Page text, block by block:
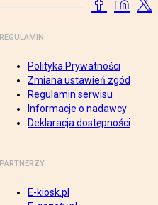
REGULAMIN
Polityka Prywatności
Zmiana ustawień zgód
Regulamin serwisu
Informacje o nadawcy
Deklaracja dostępności
PARTNERZY
E-kiosk.pl